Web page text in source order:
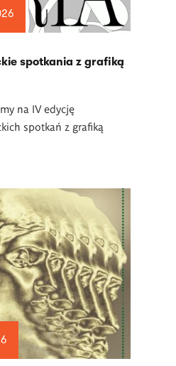
spotkania z grafiką
na IV edycję
spotkań z grafiką